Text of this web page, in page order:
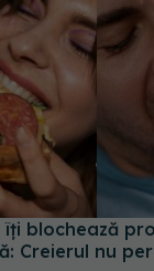
îți blochează
Creierul nu